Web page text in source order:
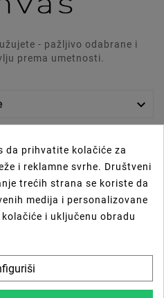
- pažljivo odabrane i
prema umetnosti.



U Redu
da prihvatite kolačiće za
i reklamne svrhe. Društveni
trećih strana se koriste da
medija i personalizovane
i uključenu obradu